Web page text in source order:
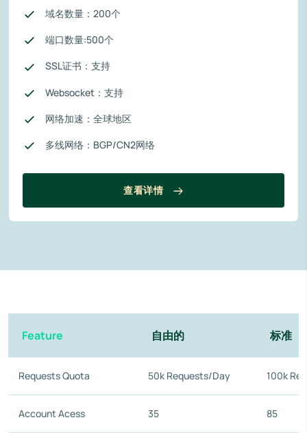
域名数量：200个
端口数量:500个
SSL证书：支持
Websocket：支持
网络加速：全球地区
多线网络：BGP/CN2网络
查看详情
Feature 自由的 标准
Requests Quota 50k Requests/Day 100k
Account Acess 35 85